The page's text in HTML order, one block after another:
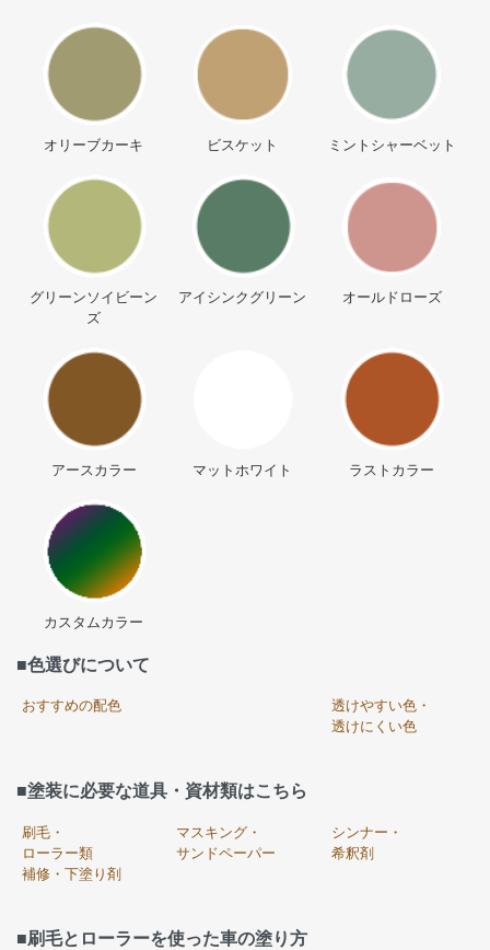
オリーブカーキ ビスケット ミントシャーベット
グリーンソイビーン
ズ
アイシンクグリーン オールドローズ
アースカラー マットホワイト ラストカラー
カスタムカラー
■色選びについて
おすすめの配色
透けやすい色・
透けにくい色
■塗装に必要な道具・資材類はこちら
刷毛・
ローラー類
マスキング・
サンドペーパー
シンナー・
希釈剤
補修・下塗り剤
■刷毛とローラーを使った車の塗り方